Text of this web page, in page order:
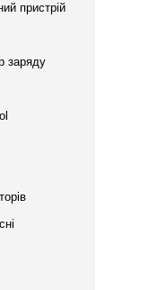
пристрій
заряду